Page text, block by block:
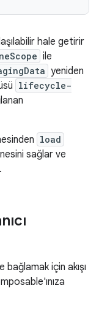
hale getirir
ile
yeniden
lifecycle-
load
sağlar ve
bağlamak için akışı